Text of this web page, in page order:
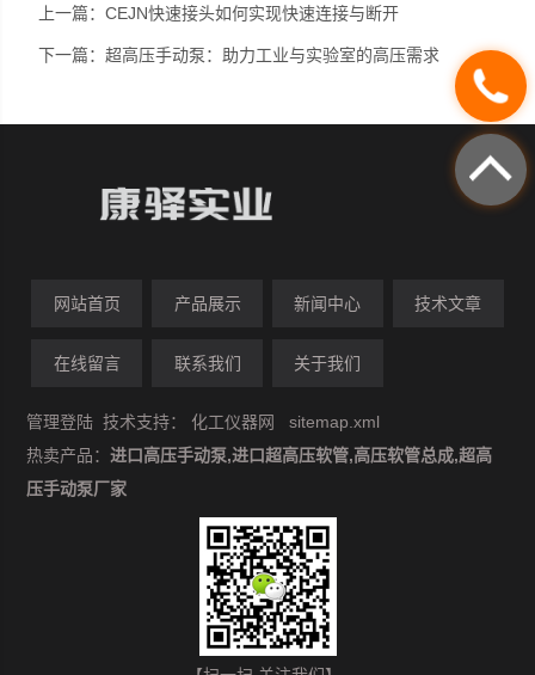
上一篇：CEJN快速接头如何实现快速连接与断开
下一篇：超高压手动泵：助力工业与实验室的高压需求
网站首页 产品展示 新闻中心 技术文章
在线留言 联系我们 关于我们
管理登陆 技术支持：化工仪器网
sitemap.xml
热卖产品：进口高压手动泵,进口超高压软管,高压软管总成,超高
压手动泵厂家